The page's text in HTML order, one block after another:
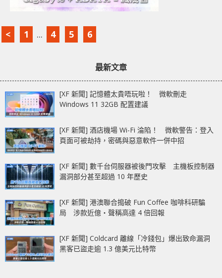
< 1 ... 4 5 6
最新文章
[XF 新聞] 記憶體太貴唔玩啦！ 微軟刪走
Windows 11 32GB 配置建議
[XF 新聞] 酒店機場 Wi-Fi 淪陷！ 微軟警告：登入
頁面可被劫持，密碼與惡意軟件一併中招
[XF 新聞] 數千台伺服器被後門攻擊 主機板控制器
漏洞部分甚至超過 10 年歷史
[XF 新聞] 港澳聯合搗破 Fun Coffee 咖啡科研騙
局 涉款近億‧聲稱高達 4 倍回報
[XF 新聞] Coldcard 離線「冷錢包」爆出致命漏洞
黑客已盜走逾 1.3 億美元比特幣